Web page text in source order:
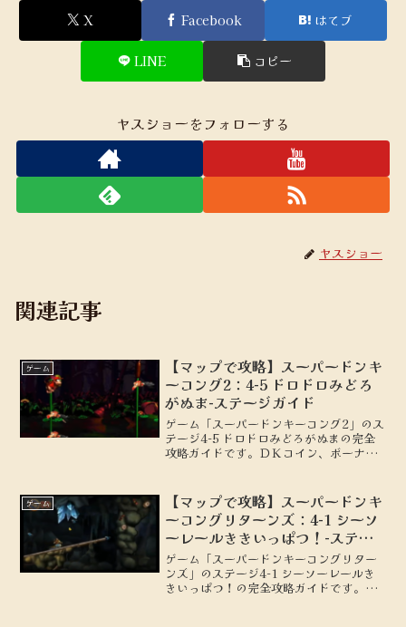
X Facebook はてブ
LINE コピー
ヤスショーをフォローする
ヤスショー
関連記事
ゲーム
【マップで攻略】スーパードンキ
ーコング2：4-5 ドロドロみどろ
がぬま-ステージガイド
ゲーム「スーパードンキーコング2」のス
テージ4-5 ドロドロみどろがぬまの完全
攻略ガイドです。ＤＫコイン、ボーナス
ゲーム
【マップで攻略】スーパードンキ
ーコングリターンズ：4-1 シーソ
ーレールききいっぱつ！-ステー
ジガイド
ゲーム「スーパードンキーコングリター
ンズ」のステージ4-1 シーソーレールき
きいっぱつ！の完全攻略ガイドです。